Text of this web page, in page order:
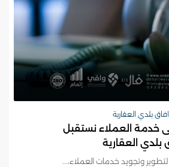
افاق بلدي العقارية
خدمة العملاء نستقبل
بلدي العقارية
وتجويد خدمات العملاء،...